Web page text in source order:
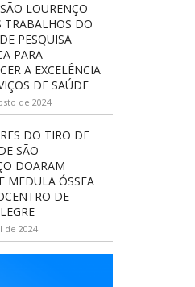
LOURENÇO
TRABALHOS DO
PESQUISA
PARA
A EXCELÊNCIA
DE SAÚDE
de 2024
DO TIRO DE
SÃO
DOARAM
MEDULA ÓSSEA
DE
de 2024